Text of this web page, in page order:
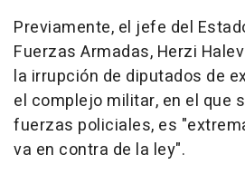
Previamente, el jefe del
Fuerzas Armadas, Herzi
la irrupción de diputados de
el complejo militar, en el que
fuerzas policiales, es
va en contra de la ley".